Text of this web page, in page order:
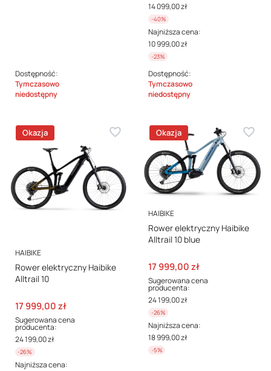
Dostępność:
Tymczasowo
niedostępny
14 099,00 zł
-40%
Najniższa cena:
10 999,00 zł
-23%
Dostępność:
Tymczasowo
niedostępny
Okazja
PRODUCENT
HAIBIKE
Rower elektryczny Haibike
Alltrail 10
Cena promocyjna
17 999,00 zł
Sugerowana cena
producenta:
24 199,00 zł
-26%
Najniższa cena:
Okazja
PRODUCENT
HAIBIKE
Rower elektryczny Haibike
Alltrail 10 blue
Cena promocyjna
17 999,00 zł
Sugerowana cena
producenta:
24 199,00 zł
-26%
Najniższa cena:
18 999,00 zł
-5%